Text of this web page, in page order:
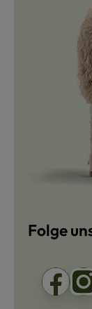
Folge